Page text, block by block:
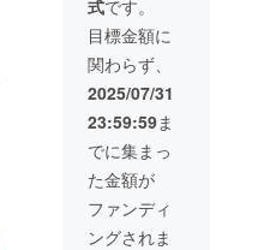
ありま
す。 ・
店舗で
開催し
ている
キャン
ペーン
や割引
とクー
ポンの
併用は
できま
用でき
る製作
券にな
りま
す。お
のない
ように
ご注意
くださ
い。 ・
申込状
況や予
りま
す）
【備
考】 ・
製作券
の利用
方法に
ついて
は、サ
ンクス
メール
にて詳
細をお
円相当)
※初回
のみ・
有効期
間1年
※補聴
器カ
バーは
店舗に
てデザ
イン決
定 ・サ
ンクス
式です。
目標金額に
関わらず、
2025/07/31
23:59:59ま
でに集まっ
た金額が
ファンディ
ングされま